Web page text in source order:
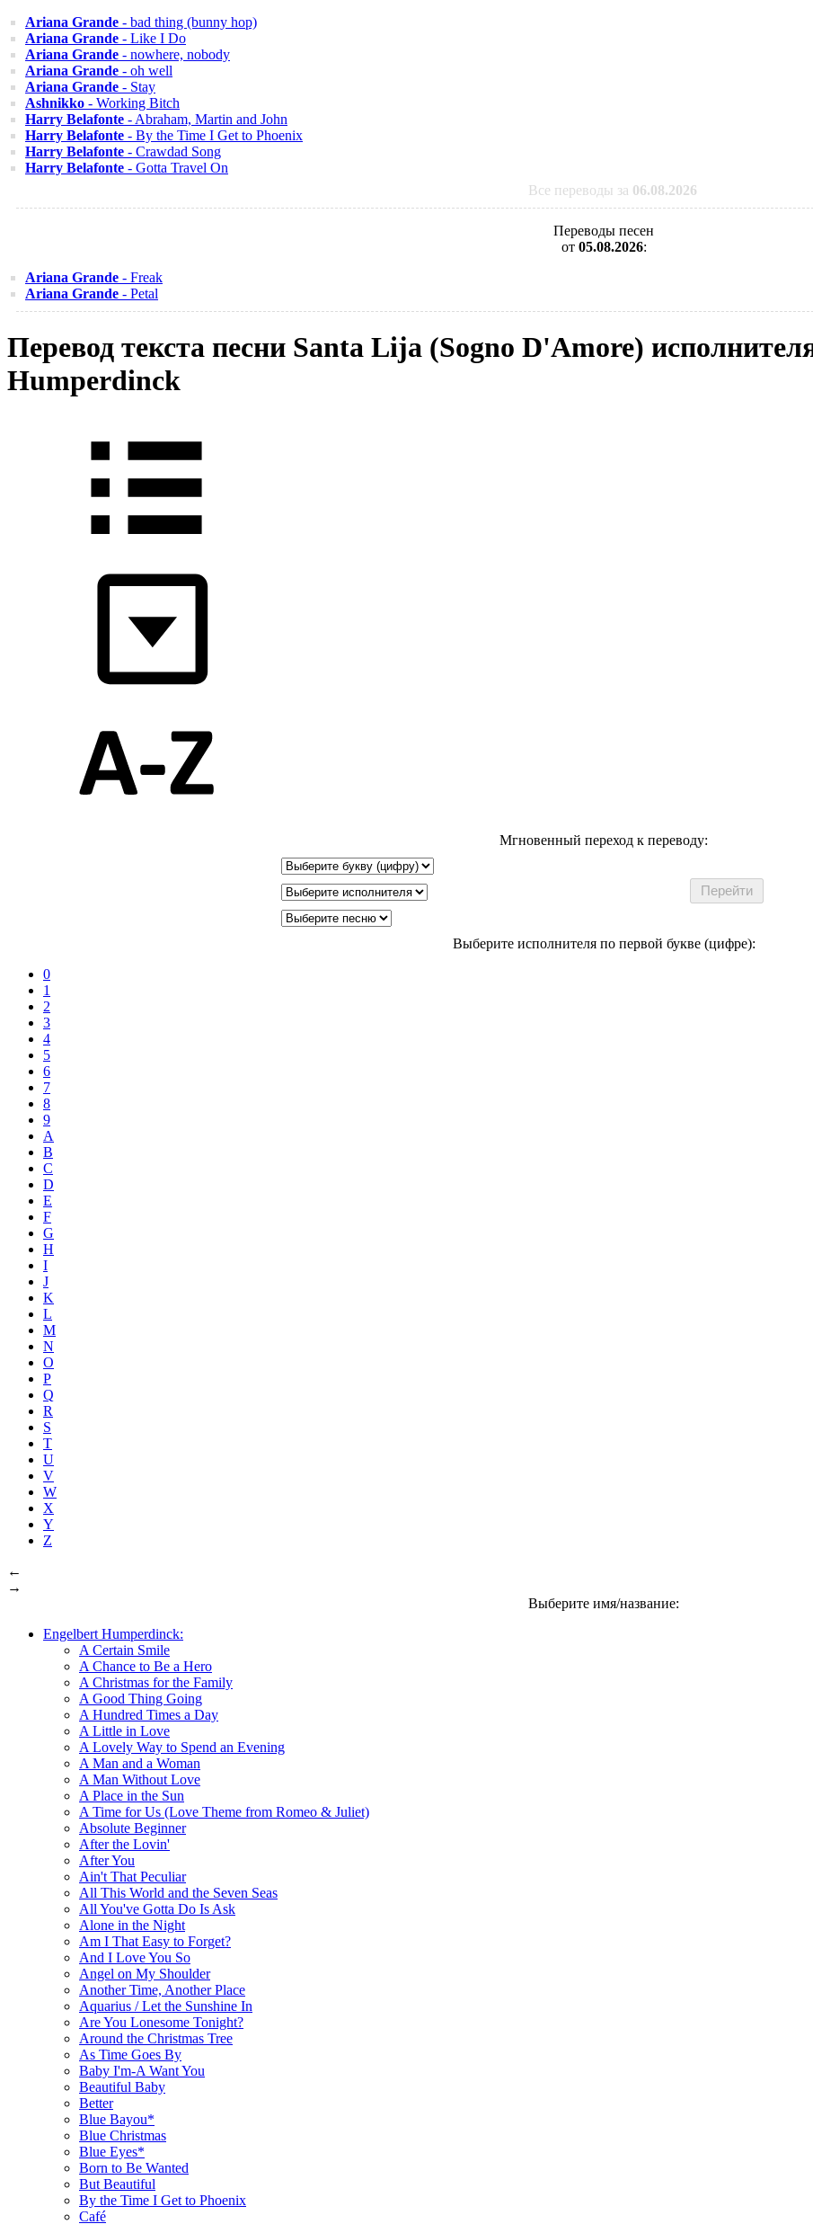
Ariana Grande - bad thing (bunny hop)
Ariana Grande - Like I Do
Ariana Grande - nowhere, nobody
Ariana Grande - oh well
Ariana Grande - Stay
Ashnikko - Working Bitch
Harry Belafonte - Abraham, Martin and John
Harry Belafonte - By the Time I Get to Phoenix
Harry Belafonte - Crawdad Song
Harry Belafonte - Gotta Travel On
Все переводы за 06.08.2026
Переводы песен
от 05.08.2026:
Ariana Grande - Freak
Ariana Grande - Petal
Перевод текста песни Santa Lija (Sogno D'Amore)
Humperdinck
Мгновенный переход к переводу:
Выберите исполнителя по первой букве (цифре):
0
1
2
3
4
5
6
7
8
9
A
B
C
D
E
F
G
H
I
J
K
L
M
N
O
P
Q
R
S
T
U
V
W
X
Y
Z
←
→
Выберите имя/название:
Engelbert Humperdinck:
A Certain Smile
A Chance to Be a Hero
A Christmas for the Family
A Good Thing Going
A Hundred Times a Day
A Little in Love
A Lovely Way to Spend an Evening
A Man and a Woman
A Man Without Love
A Place in the Sun
A Time for Us (Love Theme from Romeo & Juliet)
Absolute Beginner
After the Lovin'
After You
Ain't That Peculiar
All This World and the Seven Seas
All You've Gotta Do Is Ask
Alone in the Night
Am I That Easy to Forget?
And I Love You So
Angel on My Shoulder
Another Time, Another Place
Aquarius / Let the Sunshine In
Are You Lonesome Tonight?
Around the Christmas Tree
As Time Goes By
Baby I'm-A Want You
Beautiful Baby
Better
Blue Bayou*
Blue Christmas
Blue Eyes*
Born to Be Wanted
But Beautiful
By the Time I Get to Phoenix
Café